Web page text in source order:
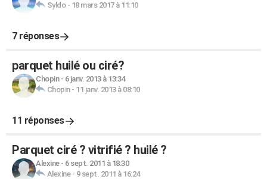
Syldo- 18 mars 2017 à 11:10
7 réponses
parquet huilé ou ciré?
Chopin- 6 janv. 2013 à 13:34
Chopin- 11 janv. 2013 à 08:10
11 réponses
Parquet ciré ? vitrifié ? huilé ?
Alexine- 6 sept. 2011 à 18:30
Alexine- 9 sept. 2011 à 16:24